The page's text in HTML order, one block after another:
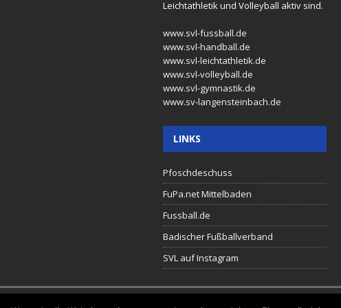
Leichtathletik und Volleyball aktiv sind.
www.svl-fussball.de
www.svl-handball.de
www.svl-leichtathletik.de
www.svl-volleyball.de
www.svl-gymnastik.de
www.sv-langensteinbach.de
LINKS
Pfoschdeschuss
FuPa.net Mittelbaden
Fussball.de
Badischer Fußballverband
SVL auf Instagram